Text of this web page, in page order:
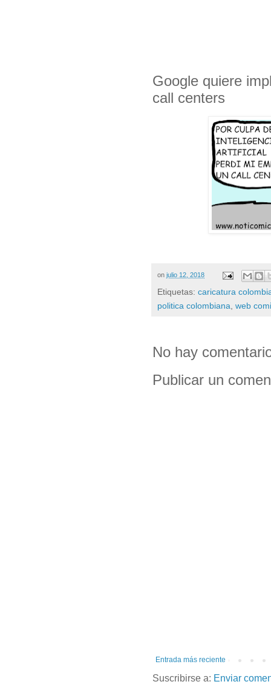
Google quiere
call centers
on julio 12, 2018
Etiquetas: caricatura
politica colombiana web
No hay
Publicar un
Entrada más reciente
Suscribirse a: Enviar